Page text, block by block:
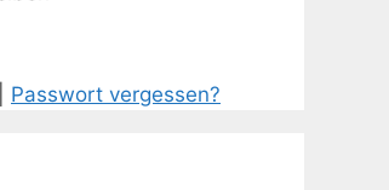
Passwort vergessen?